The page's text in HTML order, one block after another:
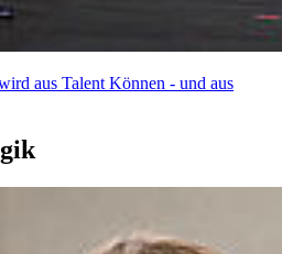
aus Talent Können - und aus